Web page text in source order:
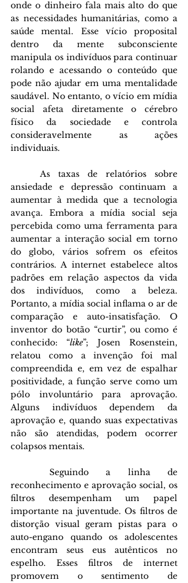
onde o dinheiro fala mais alto do que
as necessidades humanitárias, como a
saúde mental. Esse vício proposital
dentro da mente subconsciente
manipula os indivíduos para continuar
rolando e acessando o conteúdo que
pode não ajudar em uma mentalidade
saudável. No entanto, o vício em mídia
social afeta diretamente o cérebro
físico da sociedade e controla
consideravelmente as ações
individuais.
ansiedade e depressão continuam a
aumentar à medida que a tecnologia
avança. Embora a mídia social seja
percebida como uma ferramenta para
aumentar a interação social em torno
do globo, vários sofrem os efeitos
contrários. A internet estabelece altos
padrões em relação aspectos da vida
dos indivíduos, como a beleza.
Portanto, a mídia social inflama o ar de
comparação e auto-insatisfação. O
inventor do botão “curtir”, ou como é
conhecido: “like”; Josen Rosenstein,
relatou como a invenção foi mal
compreendida e, em vez de espalhar
positividade, a função serve como um
pólo involuntário para aprovação.
Alguns indivíduos dependem da
aprovação e, quando suas expectativas
não são atendidas, podem ocorrer
colapsos mentais.
reconhecimento e aprovação social, os
filtros desempenham um papel
importante na juventude. Os filtros de
distorção visual geram pistas para o
auto-engano quando os adolescentes
encontram seus eus autênticos no
espelho. Esses filtros de internet
promovem o sentimento de